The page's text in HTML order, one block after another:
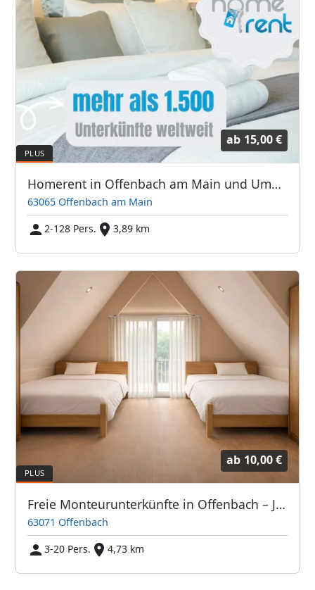
ab 15,00 €
Homerent in Offenbach am Main und Umgebung
63065 Offenbach am Main
2-128 Pers.
3,89 km
ab 10,00 €
Freie Monteurunterkünfte in Offenbach – JETZT anrufen! Wir sprechen auch Polnisch
63071 Offenbach
3-20 Pers.
4,73 km